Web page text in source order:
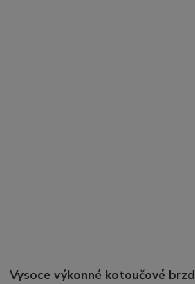
Vysoce výkonné kotoučové